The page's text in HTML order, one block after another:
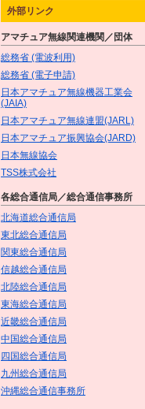
編）!を掲載しました
What a tasty time! ～グルメYLた
ちのGirl'sトーク♥～／第2回 YL
ハムの悩み解決！with サケのフ
レンチトースト
2016/11/1
11月号をアップしました
2016/10/17
FB Girlsが行く!!～元気娘がアマ
チュア無線を体験～／＜第3話＞
元気娘、秋の休日を楽しむ!!（前
編）!を掲載しました
【新連載】What a tasty time! ～
グルメYLたちのGirl'sトーク♥～
／第１回 FB Girlsのプライベー
トQSO with 土瓶蒸しのリゾッ
トを掲載しました
2016/10/1
10月号をアップしました
2016/9/15
FB Girlsが行く!!～元気娘がアマ
チュア無線を体験～／＜第2話＞
外部リンク
アマチュア無線関連機関／団体
総務省 (電波利用)
総務省 (電子申請)
日本アマチュア無線機器工業会
(JAIA)
日本アマチュア無線連盟(JARL)
日本アマチュア振興協会(JARD)
日本無線協会
TSS株式会社
各総合通信局／総合通信事務所
北海道総合通信局
東北総合通信局
関東総合通信局
信越総合通信局
北陸総合通信局
東海総合通信局
近畿総合通信局
中国総合通信局
四国総合通信局
九州総合通信局
沖縄総合通信事務所